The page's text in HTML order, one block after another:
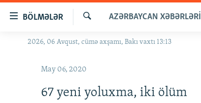
naviqasiyaya
BÖLMƏLƏR
GÜNDƏM
#ƏSLINDƏ
Axtar
AZƏRBAYCAN XƏBƏRLƏRI
2026, 06 Avqust, cümə axşamı, Bakı vaxtı 13:13
May 06, 2020
67 yeni yoluxma, iki ölüm